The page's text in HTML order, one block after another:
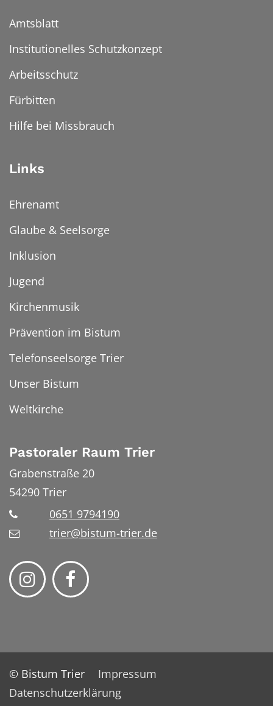
Amtsblatt
Institutionelles Schutzkonzept
Arbeitsschutz
Fürbitten
Hilfe bei Missbrauch
Links
Ehrenamt
Glaube & Seelsorge
Inklusion
Jugend
Kirchenmusik
Prävention im Bistum
Telefonseelsorge Trier
Unser Bistum
Weltkirche
Pastoraler Raum Trier
Grabenstraße 20
54290 Trier
0651 9794190
trier@bistum-trier.de
© Bistum Trier
Impressum
Datenschutzerklärung